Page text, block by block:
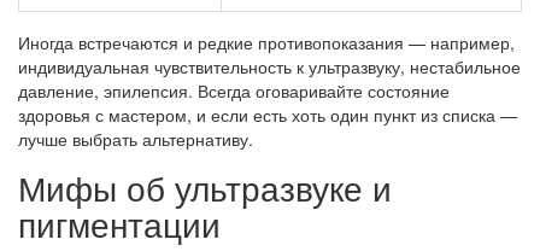
Иногда встречаются и редкие противопоказания — например,
индивидуальная чувствительность к ультразвуку, нестабильное
давление, эпилепсия. Всегда оговаривайте состояние
здоровья с мастером, и если есть хоть один пункт из списка —
лучше выбрать альтернативу.
Мифы об ультразвуке и
пигментации